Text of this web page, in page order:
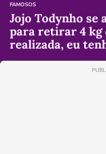
FAMOSOS
Jojo Todynho se
para retirar 4 kg
realizada, eu